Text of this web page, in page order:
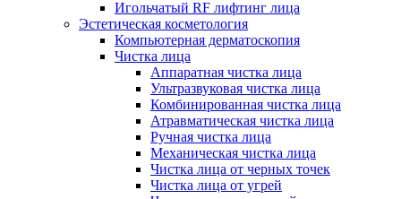
Игольчатый RF лифтинг лица
Эстетическая косметология
Компьютерная дерматоскопия
Чистка лица
Аппаратная чистка лица
Ультразвуковая чистка лица
Комбинированная чистка лица
Атравматическая чистка лица
Ручная чистка лица
Механическая чистка лица
Чистка лица от черных точек
Чистка лица от угрей